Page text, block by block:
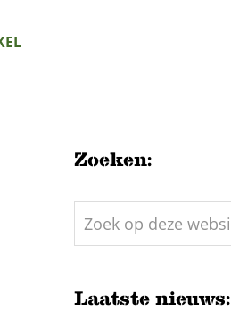
Zoeken:
op
Laatste nieuws: